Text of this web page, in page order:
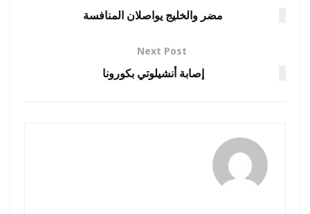
مضر والخليج يواصلان المنافسة
Next Post
إصابة أنشيلوتي بكورونا